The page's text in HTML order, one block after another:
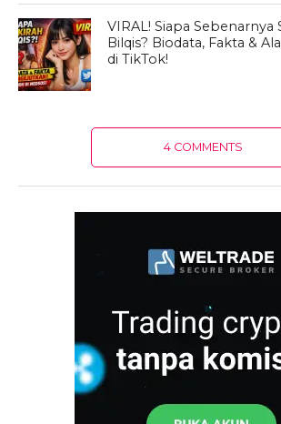
VIRAL! Siapa Sebenarnya
Bilqis? Biodata, Fakta &
di TikTok!
4 COMMENTS